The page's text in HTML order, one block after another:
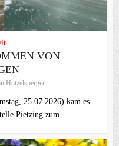
VON
Hötzelsperger
25.07.2026) kam es
Pietzing zum...